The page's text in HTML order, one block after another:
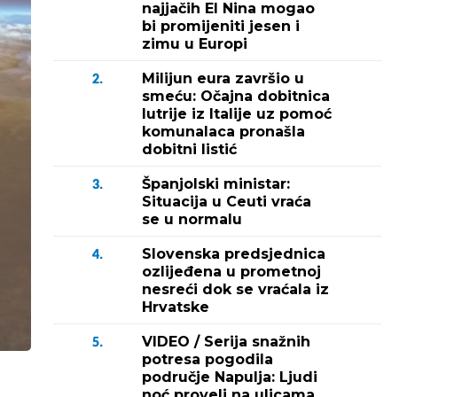
najjačih El Nina mogao
bi promijeniti jesen i
zimu u Europi
2.
Milijun eura završio u
smeću: Očajna dobitnica
lutrije iz Italije uz pomoć
komunalaca pronašla
dobitni listić
3.
Španjolski ministar:
Situacija u Ceuti vraća
se u normalu
4.
Slovenska predsjednica
ozlijeđena u prometnoj
nesreći dok se vraćala iz
Hrvatske
5.
VIDEO / Serija snažnih
potresa pogodila
područje Napulja: Ljudi